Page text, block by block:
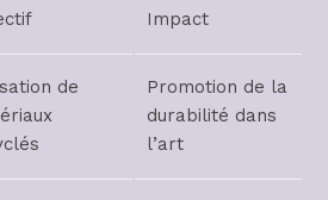
Impact
de
Promotion de la
durabilité dans
l’art